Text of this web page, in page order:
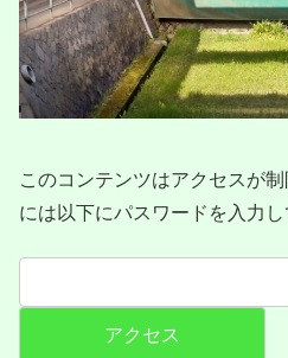
このコンテンツはアクセスが
には以下にパスワードを入力し